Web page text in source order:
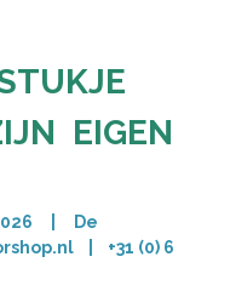
EIGEN
| De
| +31 (0) 6